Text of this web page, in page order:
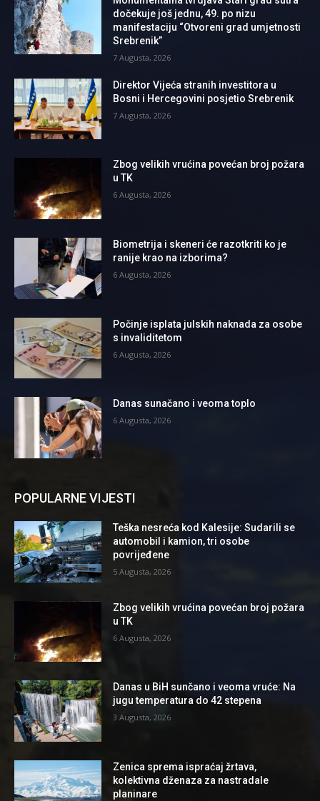
dočekuje još jednu, 49. po nizu
manifestaciju “Otvoreni grad umjetnosti
Srebrenik”
7 Augusta, 2026
Direktor Vijeća stranih investitora u
Bosni i Hercegovini posjetio Srebrenik
7 Augusta, 2026
Zbog velikih vrućina povećan broj požara
u TK
6 Augusta, 2026
Biometrija i skeneri će razotkriti ko je
ranije krao na izborima?
6 Augusta, 2026
Počinje isplata julskih naknada za osobe
s invaliditetom
6 Augusta, 2026
Danas sunačano i veoma toplo
6 Augusta, 2026
POPULARNE VIJESTI
Teška nesreća kod Kalesije: Sudarili se
automobil i kamion, tri osobe
povrijeđene
5 Augusta, 2026
Zbog velikih vrućina povećan broj požara
u TK
6 Augusta, 2026
Danas u BiH sunčano i veoma vruće: Na
jugu temperatura do 42 stepena
3 Augusta, 2026
Zenica sprema ispraćaj žrtava,
kolektivna dženaza za nastradale
planinare